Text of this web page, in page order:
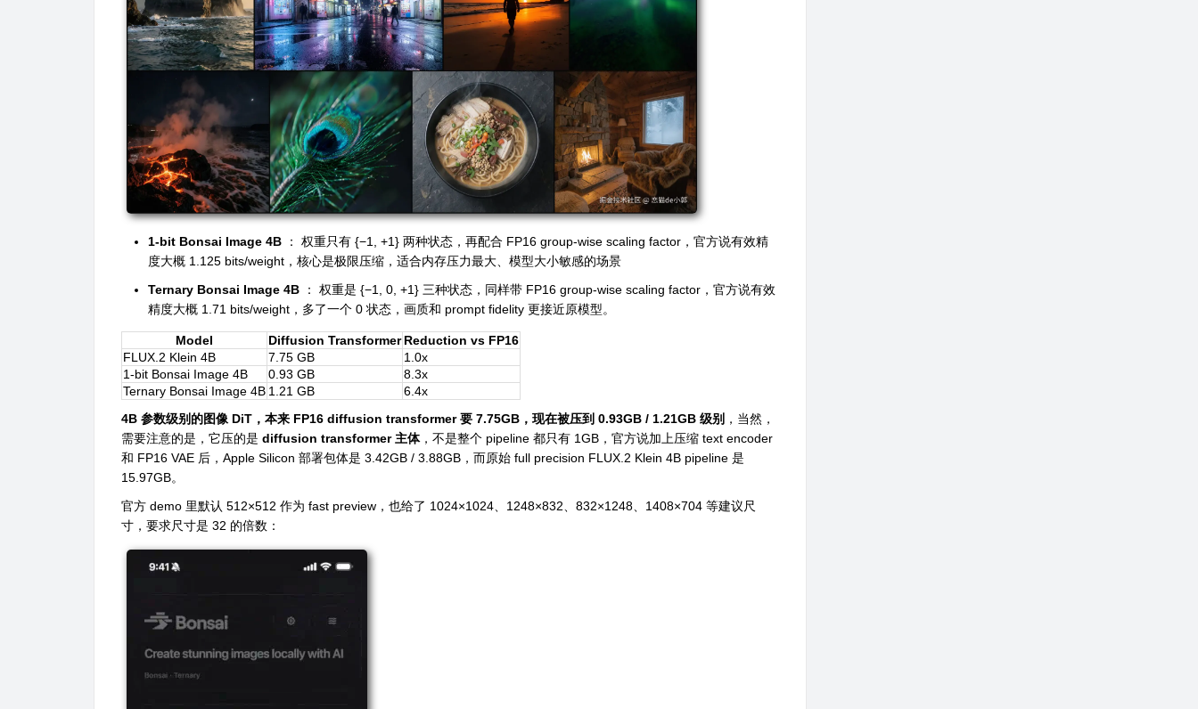
1-bit Bonsai Image 4B ： 权重只有 {−1, +1} 两种状态，再配合 FP16 group-wise scaling factor，官方说有效精
度大概 1.125 bits/weight，核心是极限压缩，适合内存压力最大、模型大小敏感的场景
Ternary Bonsai Image 4B ： 权重是 {−1, 0, +1} 三种状态，同样带 FP16 group-wise scaling factor，官方说有效
精度大概 1.71 bits/weight，多了一个 0 状态，画质和 prompt fidelity 更接近原模型。
Model Diffusion Transformer Reduction vs FP16
FLUX.2 Klein 4B
7.75 GB
1.0x
1-bit Bonsai Image 4B
0.93 GB
8.3x
Ternary Bonsai Image 4B 1.21 GB
6.4x
4B 参数级别的图像 DiT，本来 FP16 diffusion transformer 要 7.75GB，现在被压到 0.93GB / 1.21GB 级别 ，当然，
需要注意的是，它压的是 diffusion transformer 主体，不是整个 pipeline 都只有 1GB，官方说加上压缩 text encoder
和 FP16 VAE 后，Apple Silicon 部署包体是 3.42GB / 3.88GB，而原始 full precision FLUX.2 Klein 4B pipeline 是
15.97GB。
官方 demo 里默认 512×512 作为 fast preview，也给了 1024×1024、1248×832、832×1248、1408×704 等建议尺
寸，要求尺寸是 32 的倍数：